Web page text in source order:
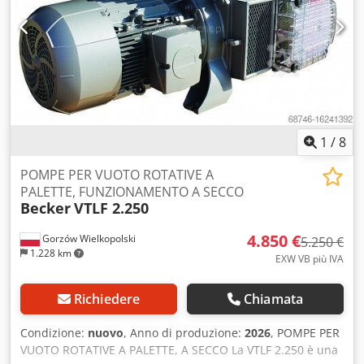
Dwedewgxh Hepfx Ak Dea Consegna e permuta possibili in
qualsiasi momento per tutti i prodotti del settore
industriale. Peter Stroomberg
1 /8
Gorzów Wielkopolski
1.228 km
POMPE PER VUOTO ROTATIVE A
PALETTE, FUNZIONAMENTO A SECCO
BeckerVTLF 2.250
4.850 €5.250 €
EXW VB più IVA
Richiedere Chiamata
Condizione: nuovo, Anno di produzione: 2026, POMPE PER
VUOTO ROTATIVE A PALETTE, A SECCO La VTLF 2.250 è una